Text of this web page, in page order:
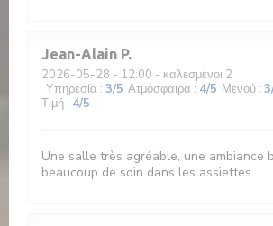
Jean-Alain P
2026-05-28 - 12:00 - καλεσμένοι 2
Υπηρεσία : 3/5 Ατμόσφαιρα : 4/5 Μενού : 3
Τιμή : 4/5
Une salle très agréable, une ambiance
beaucoup de soin dans les assiettes